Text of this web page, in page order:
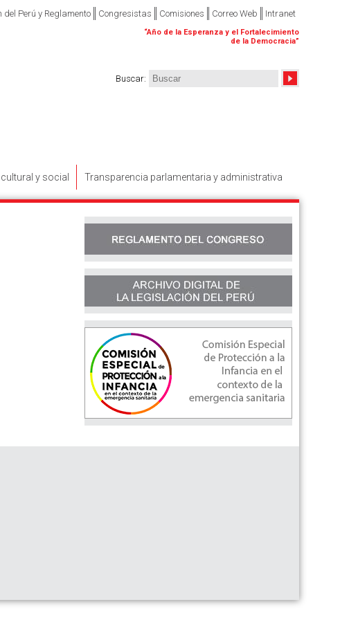
del Perú y Reglamento Congresistas Comisiones Correo Web Intranet
“Año de la Esperanza y el Fortalecimiento
de la Democracia”
Buscar:
y social Transparencia parlamentaria y administrativa